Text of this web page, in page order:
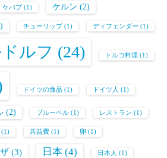
ケバブ (1) ケルン (2)
チューリップ(1) ディフェンダー (1)
ルフ (24) トルコ料理 (1)
ドイツの逸品 (1) ドイツ人 (1)
(2) ブルーベル (1) レストラン (1)
(1) 共益費 (1) 卵 (1)
(3) 日本 (4) 日本人 (1)